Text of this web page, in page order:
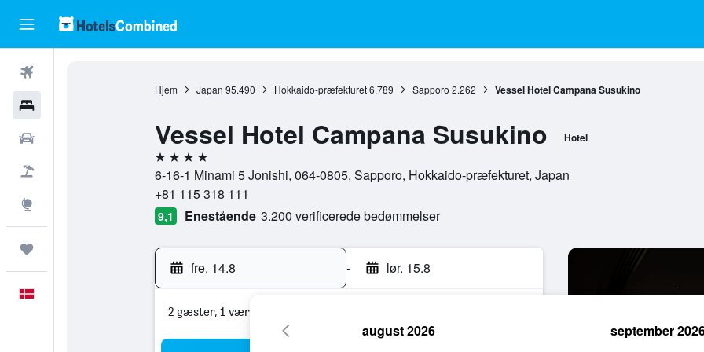
Hjem Japan 95.490 Hokkaido-præfekturet 6.789 Sapporo 2.262 Vessel Hotel Campana Susukino
Vessel Hotel Campana Susukino Hotel
4 stjerner
6-16-1 Minami 5 Jonishi, 064-0805, Sapporo, Hokkaido-præfekturet, Japan
+81 115 318 111
9,1 Enestående 3.200 verificerede bedømmelser
fre. 14.8 - lør. 15.8
2 gæster, 1 værelse
august 2026 september